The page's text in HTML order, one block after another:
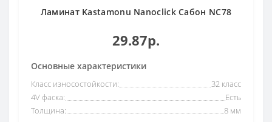
Ламинат Kastamonu Nanoclick Сабон NC78
29.87р.
Основные характеристики
Класс износостойкости:
32 класс
4V фаска:
Есть
Толщина:
8 мм